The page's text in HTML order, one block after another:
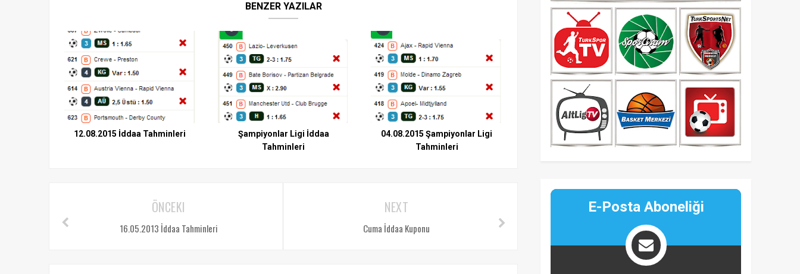
BENZER YAZILAR
12.08.2015 İddaa Tahminleri
Şampiyonlar Ligi İddaa
Tahminleri
04.08.2015 Şampiyonlar Ligi
Tahminleri
NEXT
Cuma İddaa Kuponu
ÖNCEKI
16.05.2013 İddaa Tahminleri
E-Posta Aboneliği